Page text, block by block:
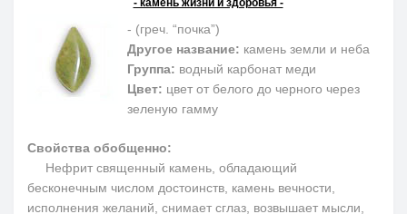
- камень жизни и здоровья -
- (греч. “почка”)
Другое название: камень земли и неба
Группа: водный карбонат меди
Цвет: цвет от белого до черного через
зеленую гамму
Свойства обобщенно:
Нефрит священный камень, обладающий
бесконечным числом достоинств, камень вечности,
исполнения желаний, снимает сглаз, возвышает мысли,